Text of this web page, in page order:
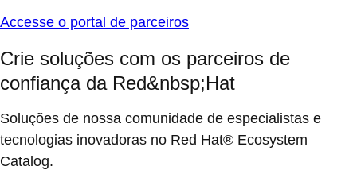
Accesse o portal de parceiros
Crie soluções com os parceiros de
confiança da Red&nbsp;Hat
Soluções de nossa comunidade de especialistas e
tecnologias inovadoras no Red Hat® Ecosystem
Catalog.